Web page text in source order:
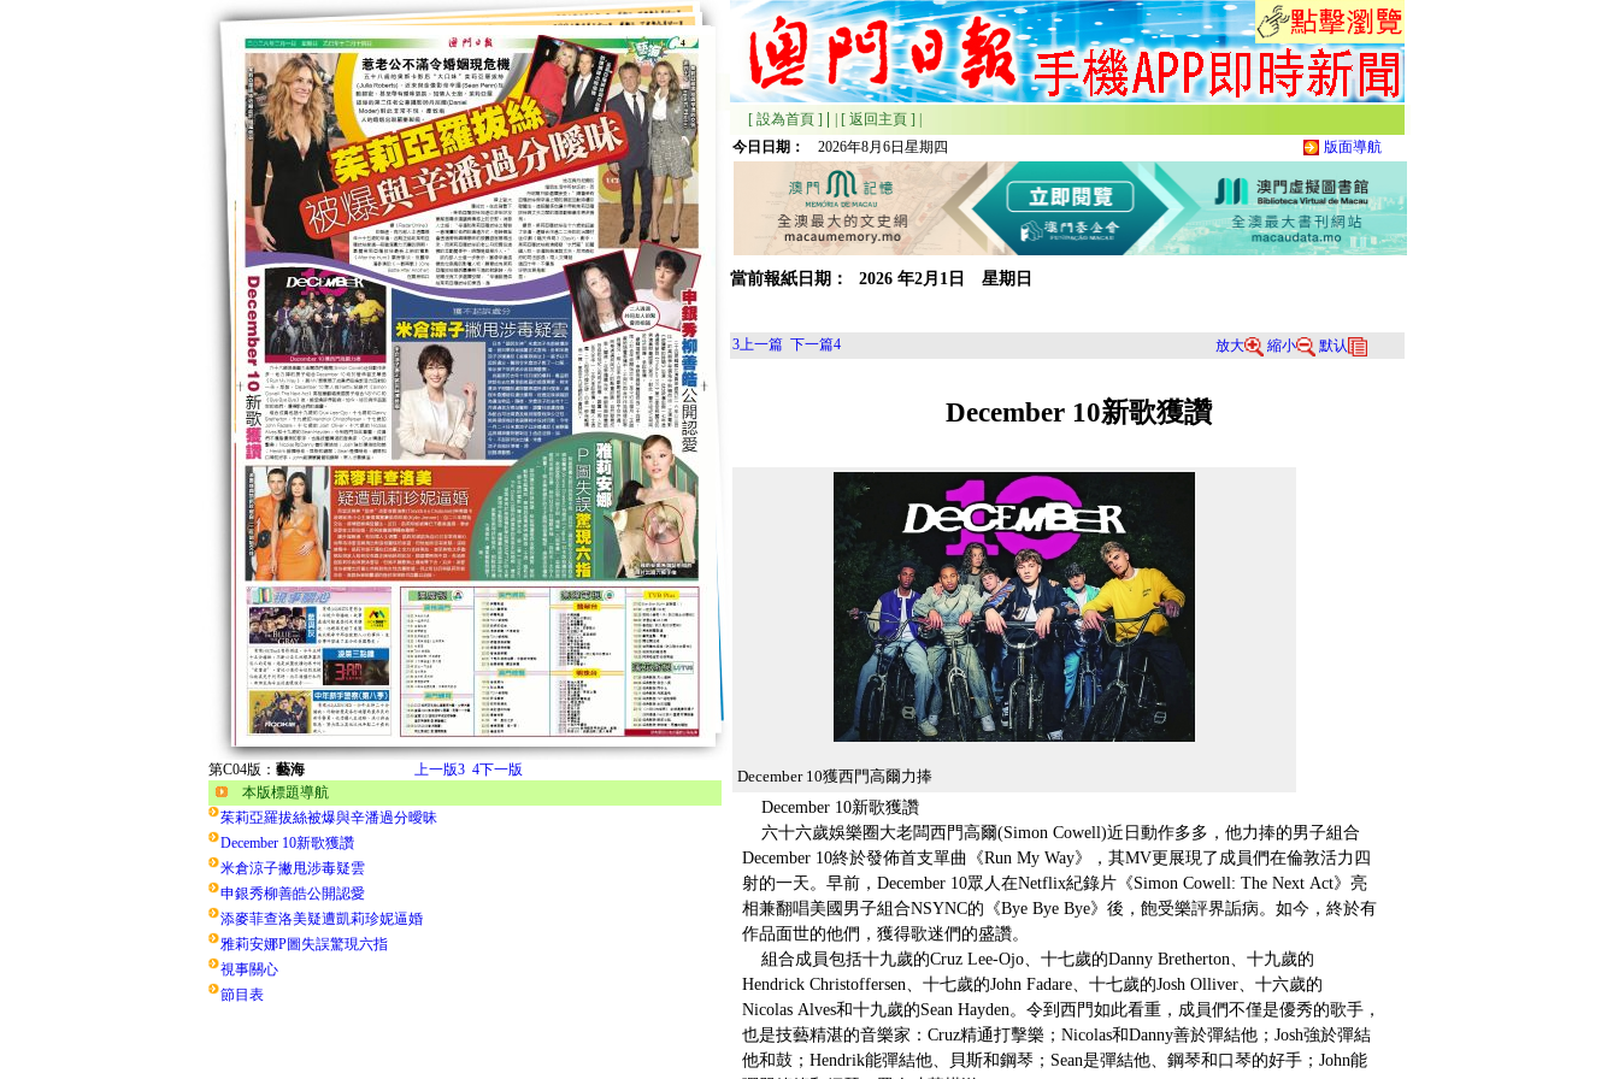
第C04版： 藝海 上一版3 4下一版
本版標題導航
茱莉亞羅拔絲被爆與辛潘過分曖昧
December 10新歌獲讚
米倉涼子撇甩涉毒疑雲
申銀秀柳善皓公開認愛
添麥菲查洛美疑遭凱莉珍妮逼婚
雅莉安娜P圖失誤驚現六指
視事關心
節目表
[ 設為首頁 ] [ 返回主頁 ]
今日日期：
2026年8月6日星期四 版面導航
當前報紙日期： 2026 年2月 1日 星期 日
3上一篇 下一篇4 放大 縮小 默认
December 10新歌獲讚
December 10獲西門高爾力捧
December 10新歌獲讚
六十六歲娛樂圈大老闆西門高爾(Simon Cowell)近日動作多多，他力捧的男子組合
December 10終於發佈首支單曲《Run My Way》，其MV更展現了成員們在倫敦活力四
射的一天。早前，December 10眾人在Netflix紀錄片《Simon Cowell: The Next Act》亮
相兼翻唱美國男子組合NSYNC的《Bye Bye Bye》後，飽受樂評界詬病。如今，終於有
作品面世的他們，獲得歌迷們的盛讚。
組合成員包括十九歲的Cruz Lee-Ojo、十七歲的Danny Bretherton、十九歲的
Hendrick Christoffersen、十七歲的John Fadare、十七歲的Josh Olliver、十六歲的
Nicolas Alves和十九歲的Sean Hayden。令到西門如此看重，成員們不僅是優秀的歌手，
也是技藝精湛的音樂家：Cruz精通打擊樂；Nicolas和Danny善於彈結他；Josh強於彈結
他和鼓；Hendrik能彈結他、貝斯和鋼琴；Sean是彈結他、鋼琴和口琴的好手；John能